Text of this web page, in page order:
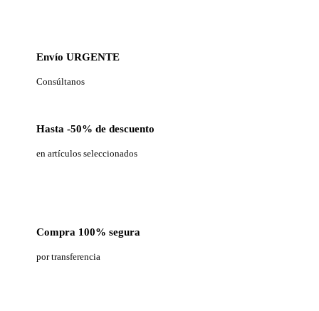
Envío URGENTE
Consúltanos
Hasta -50% de descuento
en artículos seleccionados
Compra 100% segura
por transferencia